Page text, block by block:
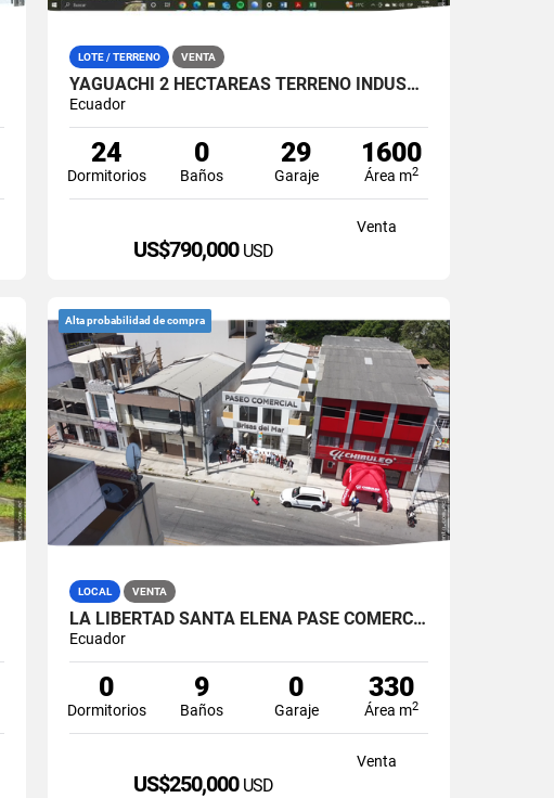
LOTE / TERRENO VENTA
YAGUACHI 2 HECTÁREAS TERRENO INDUSTRIAL EN VENTA | VIA MILAGRO KM 26
Ecuador
24
Dormitorios
0
Baños
29
Garaje
1600
Área m2
Venta
US$790,000 USD
Alta probabilidad de compra
LOCAL VENTA
LA LIBERTAD SANTA ELENA PASE COMERCIAL CON 8 LOCALES EN VENTA
Ecuador
0
Dormitorios
9
Baños
0
Garaje
330
Área m2
Venta
US$250,000 USD